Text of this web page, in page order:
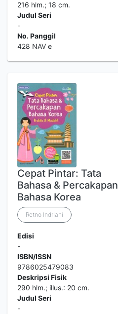
216 hlm.; 18 cm.
Judul Seri
-
No. Panggil
428 NAV e
Cepat Pintar: Tata
Bahasa & Percakapan
Bahasa Korea
Retno Indriani
Edisi
-
ISBN/ISSN
9786025479083
Deskripsi Fisik
290 hlm.; illus.: 20 cm.
Judul Seri
-